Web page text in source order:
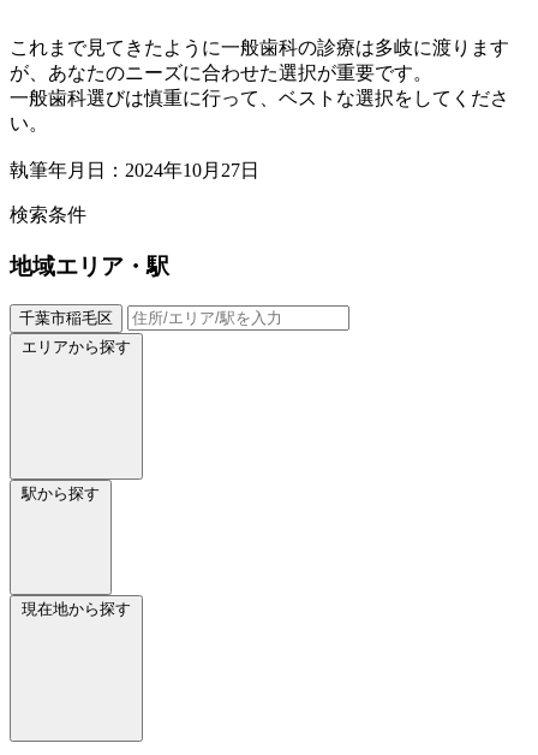
これまで見てきたように一般歯科の診療は多岐に渡ります
が、あなたのニーズに合わせた選択が重要です。
一般歯科選びは慎重に行って、ベストな選択をしてくださ
い。
執筆年月日：2024年10月27日
検索条件
地域エリア・駅
千葉市稲毛区
エリアから探す
駅から探す
現在地から探す